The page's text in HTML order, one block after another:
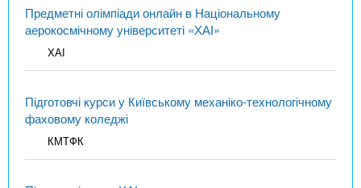
Предметні олімпіади онлайн в Національному
аерокосмічному університеті «ХАІ»
ХАІ
Підготовчі курси у Київському механіко-технологічному
фаховому коледжі
КМТФК